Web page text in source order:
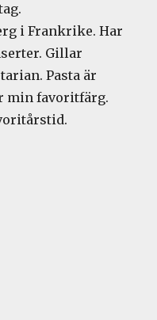
i Frankrike. Har
Gillar
Pasta är
min favoritfärg.